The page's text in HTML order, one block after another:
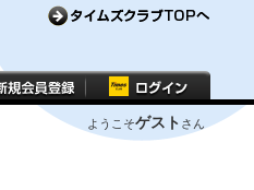
ようこそゲスト さん